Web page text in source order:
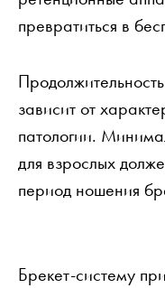
превратиться в
зависит от
патологии.
для взрослых
период ношения
Брекет-систему